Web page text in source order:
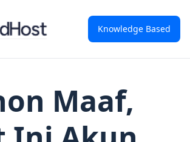
Knowledge Based
Maaf,